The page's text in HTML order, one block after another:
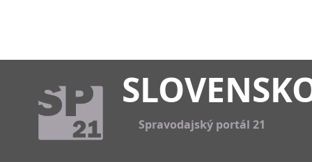
Spravodajský portál 21